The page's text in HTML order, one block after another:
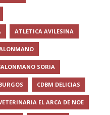
ATLETICA AVILESINA
SORIA
CDBM DELICIAS
EL ARCA DE NOE